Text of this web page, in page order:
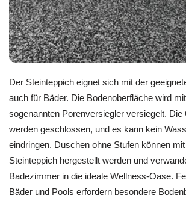
Der Steinteppich eignet sich mit der
auch für Bäder. Die Bodenoberfläche wird
sogenannten Porenversiegler versiegelt. Die
werden geschlossen, und es kann kein
eindringen. Duschen ohne Stufen können
Steinteppich hergestellt werden und
Badezimmer in die ideale Wellness-Oase.
Bäder und Pools erfordern besondere